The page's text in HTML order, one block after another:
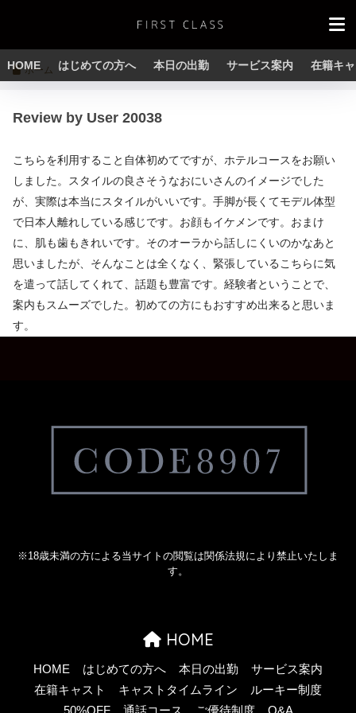
HOME はじめての方へ 本日の出勤 サービス案内 在籍キ
ホーム
Review by User 20038
こちらを利用すること自体初めてですが、ホテルコースをお願い
しました。スタイルの良さそうなおにいさんのイメージでした
が、実際は本当にスタイルがいいです。手脚が長くてモデル体型
で日本人離れしている感じです。お顔もイケメンです。おまけ
に、肌も歯もきれいです。そのオーラから話しにくいのかなあと
思いましたが、そんなことは全くなく、緊張しているこちらに気
を遣って話してくれて、話題も豊富です。経験者ということで、
案内もスムーズでした。初めての方にもおすすめ出来ると思いま
す。
※18歳未満の方による当サイトの閲覧は関係法規により禁止いたしま
す。
HOME
HOME はじめての方へ 本日の出勤
サービス案内
在籍キャスト
キャストタイムライン
ルーキー制度